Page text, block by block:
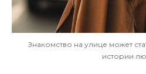
Знакомство на улице может
истории